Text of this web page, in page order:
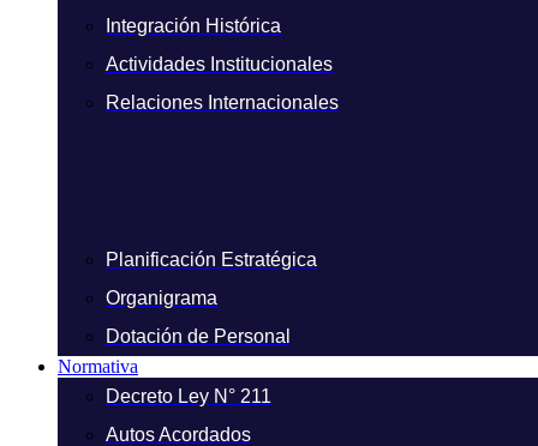
Integración Histórica
Actividades Institucionales
Relaciones Internacionales
Planificación Estratégica
Organigrama
Dotación de Personal
Normativa
Decreto Ley N° 211
Autos Acordados